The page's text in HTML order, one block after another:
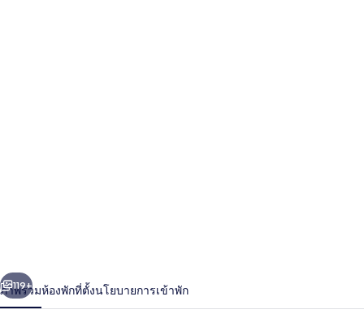
รีสอร์ท
า
ถัดไป
119+
ภาพรวมห้องพักที่ตั้งนโยบายการเข้าพัก